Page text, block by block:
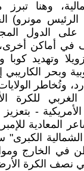
وهنا
مونرو)
الدول
أماكن
وتهديد كوبا
وبحر
وتُخاطر
للكرة
- بتعزيز
المعادية
الكبرى"
الخارج
نصف الكرة